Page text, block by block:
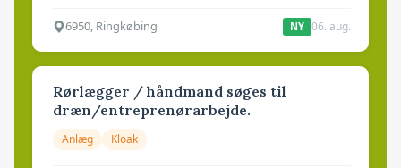
6950, Ringkøbing NY 06. aug.
Rørlægger / håndmand søges til
dræn/entreprenørarbejde.
Anlæg Kloak